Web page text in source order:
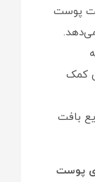
پوست
کمک
بافت
پوست